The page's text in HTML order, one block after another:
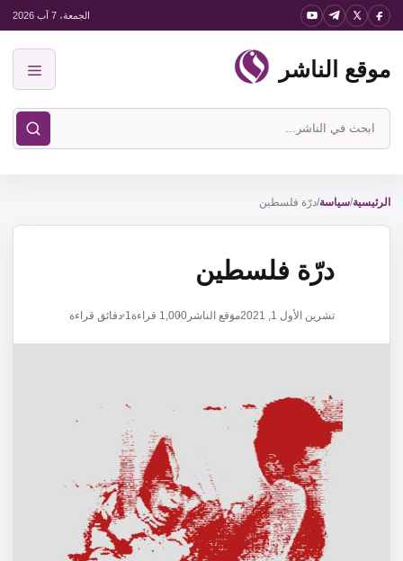
انتقل
المحتوى
الجمعة، 7 آب 2026
موقع الناشر
ابحث
في
الناشر
الرئيسية/سياسة/درّة فلسطين
درّة فلسطين
تشرين الأول 1, 2021 موقع الناشر1,000 قراءة1 دقائق قراءة